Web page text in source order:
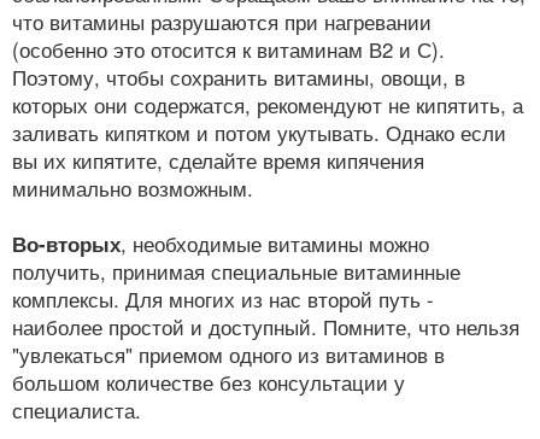
что витамины разрушаются при нагревании
(особенно это отосится к витаминам В2 и С).
Поэтому, чтобы сохранить витамины, овощи, в
которых они содержатся, рекомендуют не кипятить, а
заливать кипятком и потом укутывать. Однако если
вы их кипятите, сделайте время кипячения
минимально возможным.
Во-вторых, необходимые витамины можно
получить, принимая специальные витаминные
комплексы. Для многих из нас второй путь -
наиболее простой и доступный. Помните, что нельзя
"увлекаться" приемом одного из витаминов в
большом количестве без консультации у
специалиста.